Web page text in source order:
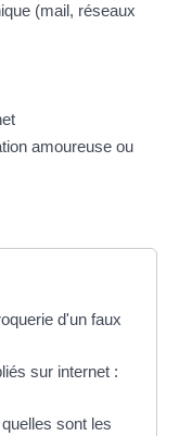
(mail, réseaux
amoureuse ou
d'un faux
sur internet :
sont les